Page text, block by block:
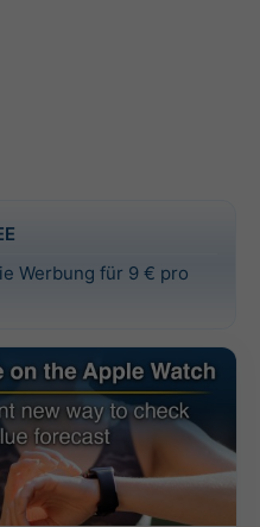
Werbung für 9 € pro